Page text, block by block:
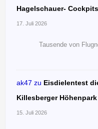
Hagelschauer-
17. Juli 2026
Tausende von
ak47 zu Eisdielentest
Killesberger Höhenpark
15. Juli 2026